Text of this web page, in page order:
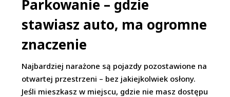
Parkowanie – gdzie
stawiasz auto, ma ogromne
znaczenie
Najbardziej narażone są pojazdy pozostawione na
otwartej przestrzeni – bez jakiejkolwiek osłony.
Jeśli mieszkasz w miejscu, gdzie nie masz dostępu